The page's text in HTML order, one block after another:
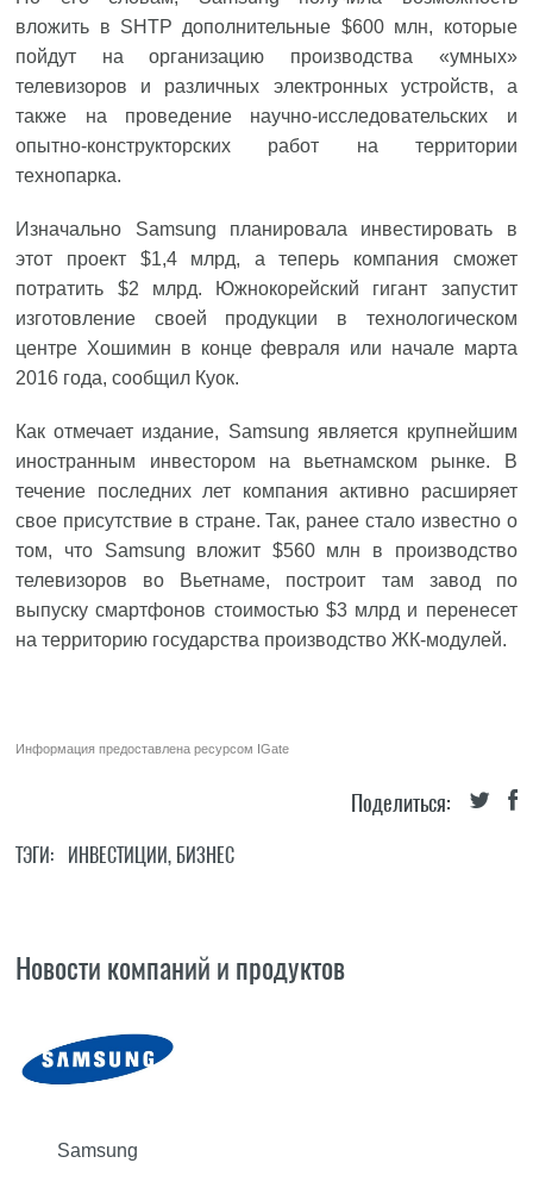
вложить в SHTP дополнительные $600 млн, которые
пойдут на организацию производства «умных»
телевизоров и различных электронных устройств, а
также на проведение научно-исследовательских и
опытно-конструкторских работ на территории
технопарка.
Изначально Samsung планировала инвестировать в
этот проект $1,4 млрд, а теперь компания сможет
потратить $2 млрд. Южнокорейский гигант запустит
изготовление своей продукции в технологическом
центре Хошимин в конце февраля или начале марта
2016 года, сообщил Куок.
Как отмечает издание, Samsung является крупнейшим
иностранным инвестором на вьетнамском рынке. В
течение последних лет компания активно расширяет
свое присутствие в стране. Так, ранее стало известно о
том, что Samsung вложит $560 млн в производство
телевизоров во Вьетнаме, построит там завод по
выпуску смартфонов стоимостью $3 млрд и перенесет
на территорию государства производство ЖК-модулей.
Информация предоставлена ресурсом IGate
Поделиться:
ТЭГИ: ИНВЕСТИЦИИ, БИЗНЕС
Новости компаний и продуктов
Samsung